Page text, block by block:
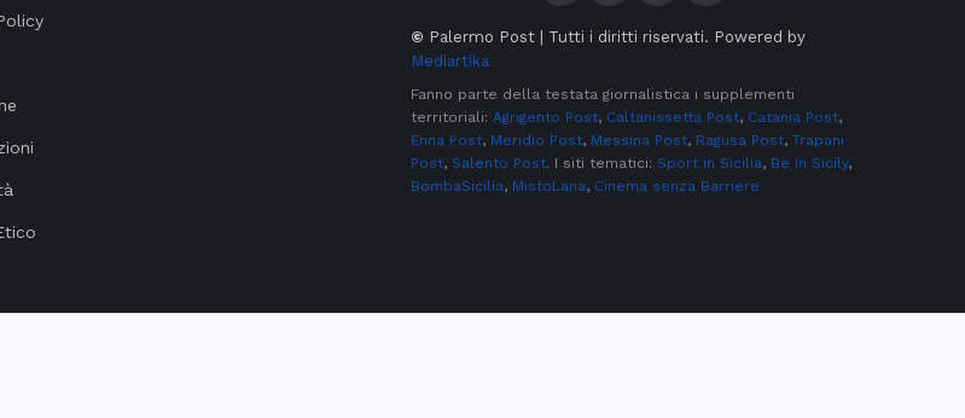
© Palermo Post | Tutti i diritti riservati. Powered by
Mediartika
Fanno parte della testata giornalistica i supplementi
territoriali:Agrigento Post, Caltanissetta Post, Catania Post,
Enna Post, Meridio Post, Messina Post, Ragusa Post,Trapani
Post, Salento Post. I siti tematici: Sport in Sicilia, Be In Sicily,
BombaSicilia, MistoLana, Cinema senza Barriere